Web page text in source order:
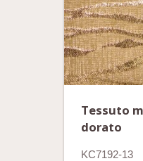
Tessuto
dorato
KC7192-13